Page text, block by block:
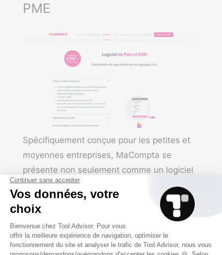
PME
Spécifiquement conçue pour les petites et
moyennes entreprises, MaCompta se
présente non seulement comme un logiciel
de gestion de la paie pour PME, mais aussi
comme unERP, avec des modules dédiés à
la paie, à la comptabilité, à la facturation,
etc.